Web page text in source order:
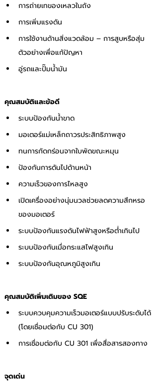
การถ่ายเทของเหลวในถัง
การเพิ่มแรงดัน
การใช้งานด้านสิ่งแวดล้อม – การสูบหรือสุ่ม
ตัวอย่างเพื่อแก้ปัญหา
อู่รถและปั๊มน้ำมัน
คุณสมบัติและข้อดี
ระบบป้องกันน้ำขาด
มอเตอร์แม่เหล็กถาวรประสิทธิภาพสูง
ทนการกัดกร่อนจากใบพัดขณะหมุน
ป้องกันการดันไปด้านหน้า
ความเร็วของการไหลสูง
เปิดเครื่องอย่างนุ่มนวลช่วยลดความสึกหรอ
ของมอเตอร์
ระบบป้องกันแรงดันไฟฟ้าสูงหรือต่ำเกินไป
ระบบป้องกันเมื่อกระแสไฟสูงเกิน
ระบบป้องกันอุณหภูมิสูงเกิน
คุณสมบัติเพิ่มเติมของ SQE
ระบบควบคุมความเร็วมอเตอร์แบบปรับระดับได้
(โดยเชื่อมต่อกับ CU 301)
การเชื่อมต่อกับ CU 301 เพื่อสื่อสารสองทาง
จุดเด่น